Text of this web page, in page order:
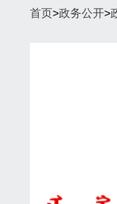
首页>政务公开>